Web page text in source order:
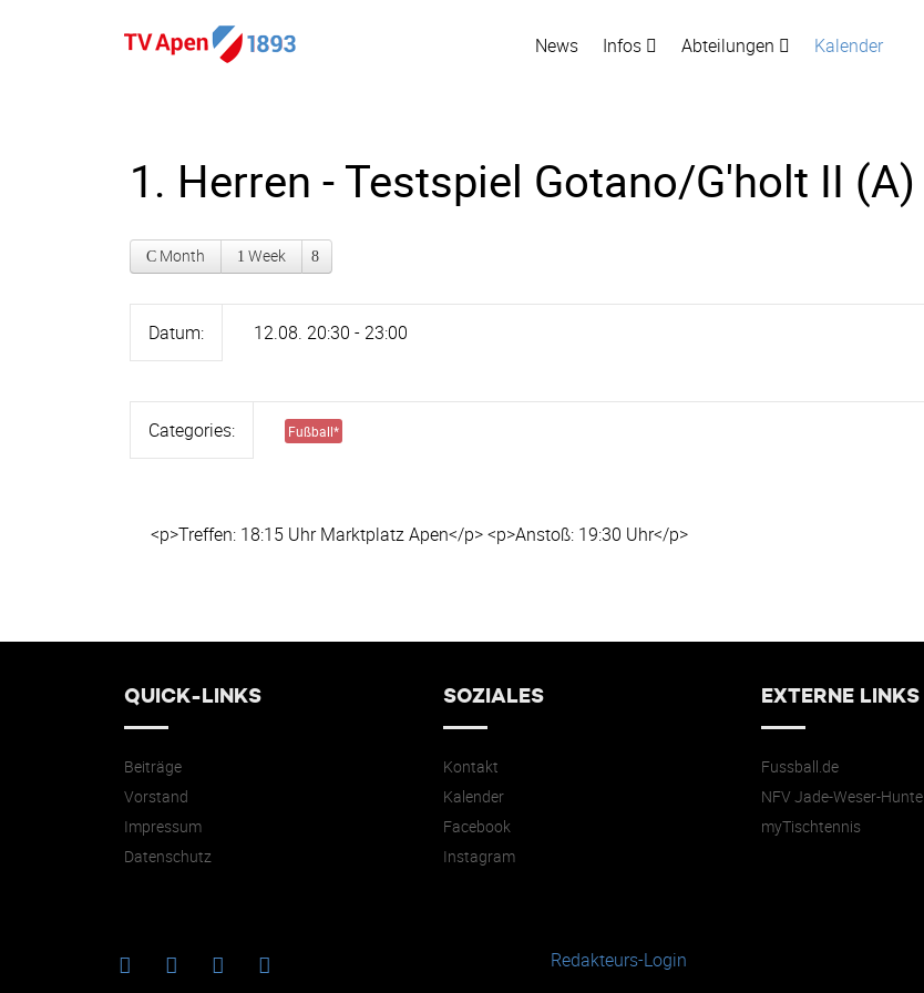
News Infos Abteilungen Kalender
1. Herren - Testspiel Gotano/G'holt II (A)
Month Week
Datum: 12.08. 20:30 - 23:00
Categories: Fußball*
<p>Treffen: 18:15 Uhr Marktplatz Apen</p> <p>Anstoß: 19:30 Uhr</p>
QUICK-LINKS
Beiträge
Vorstand
Impressum
Datenschutz
SOZIALES
Kontakt
Kalender
Facebook
Instagram
EXTERNE LINKS
Fussball.de
NFV Jade-Weser-Hunte
myTischtennis
Redakteurs-Login